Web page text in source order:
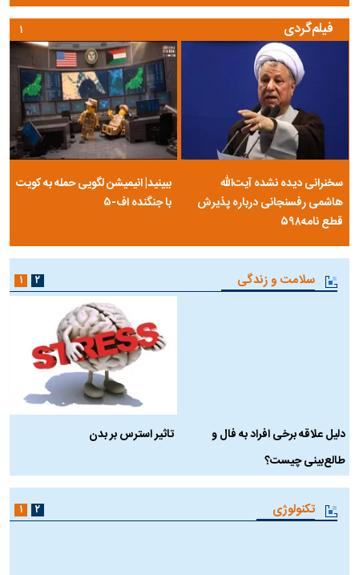
فیلم‌گردی
سخنرانی دیده نشده آیت‌الله
هاشمی رفسنجانی درباره پذیرش
قطع نامه۵۹۸
ببینید| انیمیشن لگویی حمله به کویت
با جنگنده اف-۵
۱
سلامت و زندگی
دلیل علاقه برخی افراد به فال و
طالع‌بینی چیست؟
تاثیر استرس بر بدن
۱ ۲
تکنولوژی ۱ ۲